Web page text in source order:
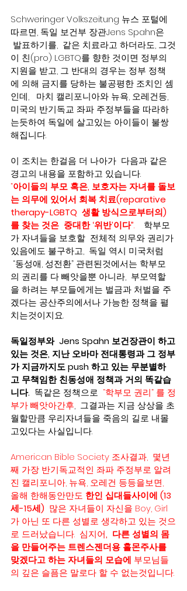
Schweringer Volkszeitung 뉴스 포털에
따르면, 독일 보건부 장관Jens Spahn은
발표하기를,  같은 치료라고 하더라도, 그것
이 친(pro) LGBTQ를 향한 것이면 정부의
지원을 받고, 그 반대의 경우는 정부 정책
에 의해 금지를 당하는 불공평한 조치인 셈
인데,   마치 캘리포니아와 뉴욕, 오레건등,
미국의 반기독교 좌파 주정부들을 따라하
는듯하여 독일에 살고있는 아이들이 불쌍
해집니다.
이 조치는 한걸음 더 나아가  다음과 같은
경고의 내용을 포함하고 있습니다.
”아이들의 부모 혹은, 보호자는 자녀를 돌보
는 의무에 있어서 회복 치료(reparative
therapy-LGBTQ  생활 방식으로부터의)
를 찾는 것은  중대한 ‘위반’이다”. 학부모
가 자녀들을 보호할  전체적 의무와 권리가
있음에도 불구하고,  독일 역시 미국처럼
“동성애, 성전환” 관련된것에서는 학부모
의 권리를 다 빼앗을뿐 아니라,  부모역할
을 하려는 부모들에게는 벌금과 처벌을 주
겠다는 공산주의에서나 가능한 정책을 펼
치는것이지요.
독일정부와  Jens Spahn 보건장관이 하고
있는 것은, 지난 오바마 전대통령과 그 정부
가 지금까지도 push 하고 있는 무분별하
고 무책임한 친동성애 정책과 거의 똑같습
니다. 똑같은 정책으로 “학부모 권리” 를 정
부가 빼앗아간후,  그결과는 지금 상상을 초
월할만큼 우리자녀들을 죽음의 길로 내몰
고있다는 사실입니다.
American Bible Society 조사결과,  몇년
째 가장 반기독교적인 좌파 주정부로 알려
진 캘리포니아, 뉴욕, 오레건 등등을보면,
올해 한해동안만도 한인 십대들사이에 (13
세-15세) 많은 자녀들이 자신을 Boy, Girl
가 아닌 또 다른 성별로 생각하고 있는 것으
로 드러났습니다.  심지어,  다른 성별의 몸
을 만들어주는 트렌스젠더용 홀몬주사를
맞겠다고 하는 자녀들의 모습에 부모님들
의 깊은 슬픔은 말로다 할 수 없는것입니다.